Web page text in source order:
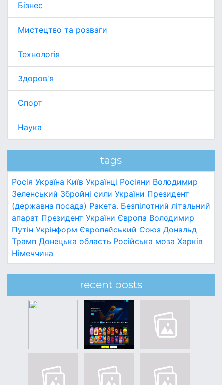
Бізнес
Мистецтво та розваги
Технологія
Здоров'я
Спорт
Наука
tags
Росія Україна Київ Українці Росіяни Володимир
Зеленський Збройні сили України Президент
(державна посада) Ракета. Безпілотний літальний
апарат Президент України Європа Володимир
Путін Укрінформ Європейський Союз Дональд
Трамп Донецька область Російська мова Харків
Німеччина
recent posts